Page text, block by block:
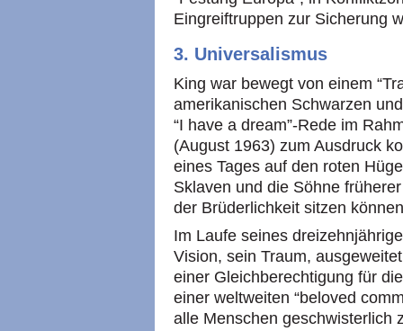
Eingreiftruppen zur Sicherung
3. Universalismus
King war bewegt von einem
amerikanischen Schwarzen
“I have a dream”-Rede im
(August 1963) zum Ausdruck
eines Tages auf den roten
Sklaven und die Söhne
der Brüderlichkeit sitzen
Im Laufe seines
Vision, sein Traum,
einer Gleichberechtigung für
einer weltweiten “beloved
alle Menschen geschwisterlich